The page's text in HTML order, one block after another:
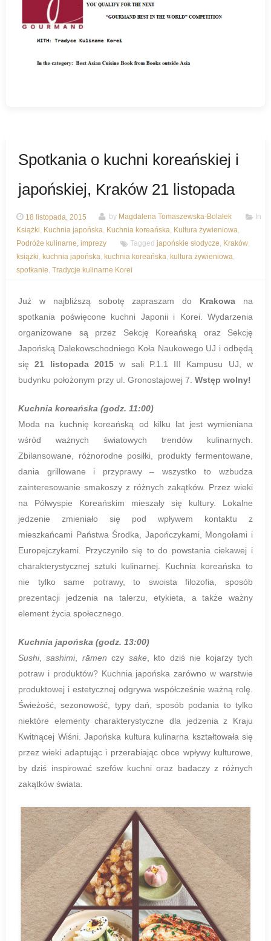
Spotkania o kuchni koreańskiej i
japońskiej, Kraków 21 listopada
18 listopada, 2015 by Magdalena Tomaszewska-Bolałek
In
Książki, Kuchnia japońska, Kuchnia koreańska, Kultura żywieniowa,
Podróże kulinarne, imprezy
Tagged japońskie słodycze, Kraków,
książki, kuchnia japońska, kuchnia koreańska, kultura żywieniowa,
spotkanie, Tradycje kulinarne Korei
Już w najbliższą sobotę zapraszam do Krakowa na
spotkania poświęcone kuchni Japonii i Korei. Wydarzenia
organizowane są przez Sekcję Koreańską oraz Sekcję
Japońską Dalekowschodniego Koła Naukowego UJ i odbędą
się21 listopada 2015w sali P.1.1 III Kampusu UJ, w
budynku położonym przy ul. Gronostajowej 7. Wstęp wolny!
Kuchnia koreańska (godz. 11:00)
Moda na kuchnię koreańską od kilku lat jest wymieniana
wśród ważnych światowych trendów kulinarnych.
Zbilansowane, różnorodne posiłki, produkty fermentowane,
dania grillowane i przyprawy – wszystko to wzbudza
zainteresowanie smakoszy z różnych zakątków. Przez wieki
na Półwyspie Koreańskim mieszały się kultury. Lokalne
jedzenie zmieniało się pod wpływem kontaktu z
mieszkańcami Państwa Środka, Japończykami, Mongołami i
Europejczykami. Przyczyniło się to do powstania ciekawej i
charakterystycznej sztuki kulinarnej. Kuchnia koreańska to
nie tylko same potrawy, to swoista filozofia, sposób
prezentacji jedzenia na talerzu, etykieta, a także ważny
element życia społecznego.
Kuchnia japońska (godz. 13:00)
Sushi,sashimi, rāmen czy sake, kto dziś nie kojarzy tych
potraw i produktów? Kuchnia japońska zarówno w warstwie
produktowej i estetycznej odgrywa współcześnie ważną rolę.
Świeżość, sezonowość, typy dań, sposób podania to tylko
niektóre elementy charakterystyczne dla jedzenia z Kraju
Kwitnącej Wiśni. Japońska kultura kulinarna kształtowała się
przez wieki adaptując i przerabiając obce wpływy kulturowe,
by dziś inspirować szefów kuchni oraz badaczy z różnych
zakątków świata.